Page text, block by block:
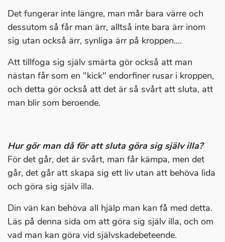
Det fungerar inte längre, man mår bara värre och
dessutom så får man ärr, alltså inte bara ärr inom
sig utan också ärr, synliga ärr på kroppen....
Att tillfoga sig själv smärta gör också att man
nästan får som en "kick" endorfiner rusar i kroppen,
och detta gör också att det är så svårt att sluta, att
man blir som beroende.
Hur gör man då för att sluta göra sig själv illa?
För det går, det är svårt, man får kämpa, men det
går, det går att skapa sig ett liv utan att behöva lida
och göra sig själv illa.
Din vän kan behöva all hjälp man kan få med detta.
Läs på denna sida om att göra sig själv illa, och om
vad man kan göra vid självskadebeteende.